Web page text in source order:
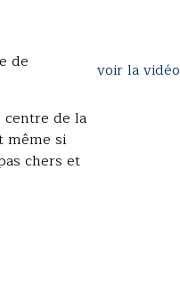
voir la vidéo
de
centre de la
même si
chers et